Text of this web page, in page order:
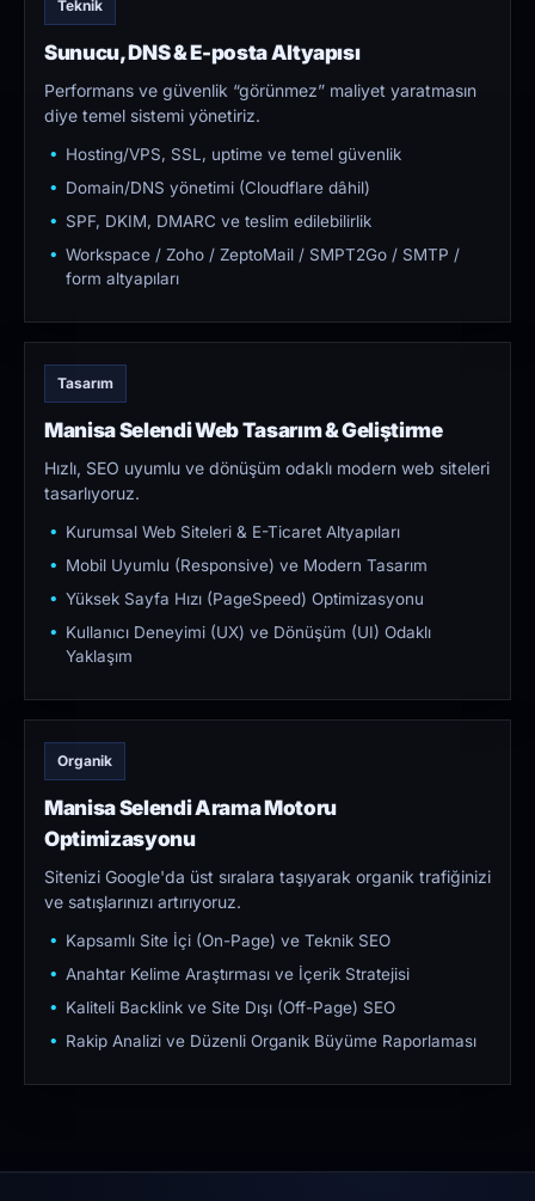
Teknik
Sunucu, DNS & E-posta Altyapısı
Performans ve güvenlik “görünmez” maliyet yaratmasın
diye temel sistemi yönetiriz.
Hosting/VPS, SSL, uptime ve temel güvenlik
Domain/DNS yönetimi (Cloudflare dâhil)
SPF, DKIM, DMARC ve teslim edilebilirlik
Workspace / Zoho / ZeptoMail / SMPT2Go / SMTP /
form altyapıları
Tasarım
Manisa Selendi Web Tasarım & Geliştirme
Hızlı, SEO uyumlu ve dönüşüm odaklı modern web siteleri
tasarlıyoruz.
Kurumsal Web Siteleri & E-Ticaret Altyapıları
Mobil Uyumlu (Responsive) ve Modern Tasarım
Yüksek Sayfa Hızı (PageSpeed) Optimizasyonu
Kullanıcı Deneyimi (UX) ve Dönüşüm (UI) Odaklı
Yaklaşım
Organik
Manisa Selendi Arama Motoru
Optimizasyonu
Sitenizi Google'da üst sıralara taşıyarak organik trafiğinizi
ve satışlarınızı artırıyoruz.
Kapsamlı Site İçi (On-Page) ve Teknik SEO
Anahtar Kelime Araştırması ve İçerik Stratejisi
Kaliteli Backlink ve Site Dışı (Off-Page) SEO
Rakip Analizi ve Düzenli Organik Büyüme Raporlaması